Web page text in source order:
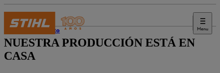
Menu
Contacto
NUESTRA PRODUCCIÓN ESTÁ EN
CASA